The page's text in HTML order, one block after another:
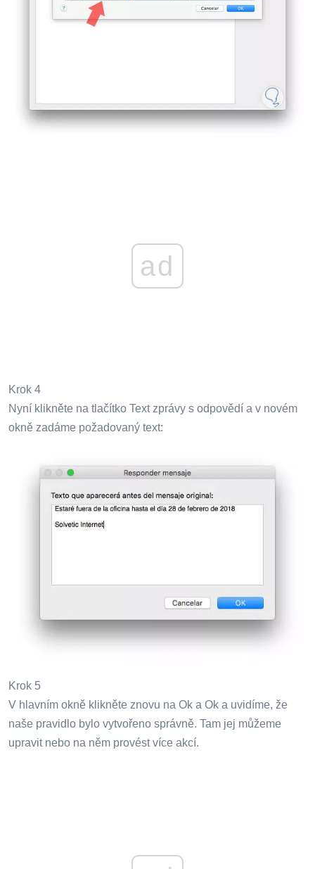
ad
Krok 4
Nyní klikněte na tlačítko Text zprávy s odpovědí a v novém
okně zadáme požadovaný text:
Krok 5
V hlavním okně klikněte znovu na Ok a Ok a uvidíme, že
naše pravidlo bylo vytvořeno správně. Tam jej můžeme
upravit nebo na něm provést více akcí.